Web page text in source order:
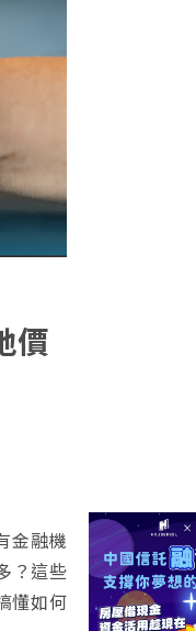
價
金融機
？這些
懂如何